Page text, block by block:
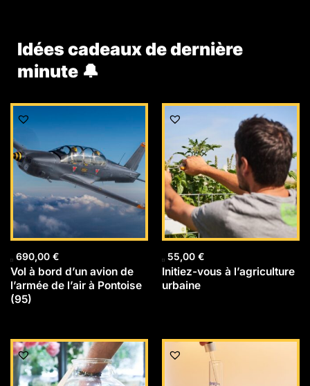
Idées cadeaux de dernière
minute 🔔
690,00 €
Vol à bord d’un avion de
l’armée de l’air à Pontoise
(95)
55,00 €
Initiez-vous à l’agriculture
urbaine